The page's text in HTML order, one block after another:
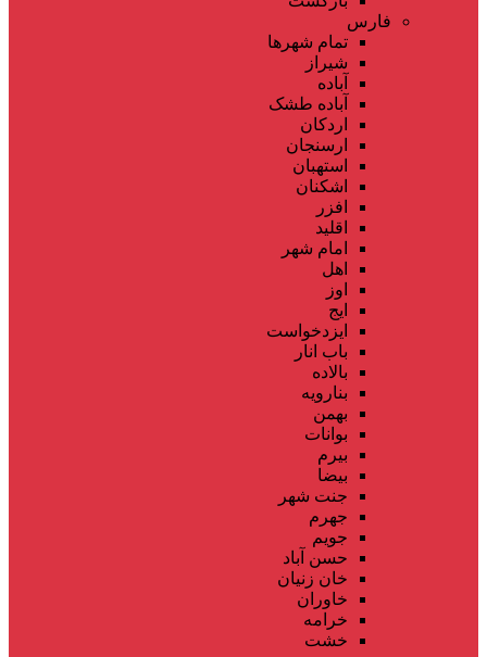
فارس
تمام شهر‌ها
شیراز
آباده
آباده طشک
اردکان
ارسنجان
استهبان
اشکنان
افزر
اقلید
امام شهر
اهل
اوز
ایج
ایزدخواست
باب انار
بالاده
بنارویه
بهمن
بوانات
بیرم
بیضا
جنت شهر
جهرم
جویم
حسن آباد
خان زنیان
خاوران
خرامه
خشت